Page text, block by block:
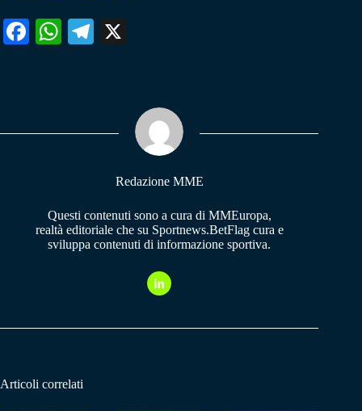
Fa W
pp
Te
m
Redazione MME
Questi contenuti sono a cura di MMEuropa,
realtà editoriale che su Sportnews.BetFlag cura e
sviluppa contenuti di informazione sportiva.
Articoli correlati